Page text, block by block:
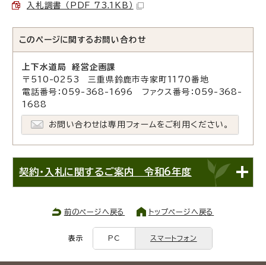
入札調書 （PDF 73.1KB）
このページに関する お問い合わせ
上下水道局 経営企画課
〒510-0253 三重県鈴鹿市寺家町1170番地
電話番号：059-368-1696 ファクス番号：059-368-
1688
お問い合わせは専用フォームをご利用ください。
契約・入札に関するご案内 令和6年度
前のページへ戻る トップページへ戻る
表示 PC スマートフォン